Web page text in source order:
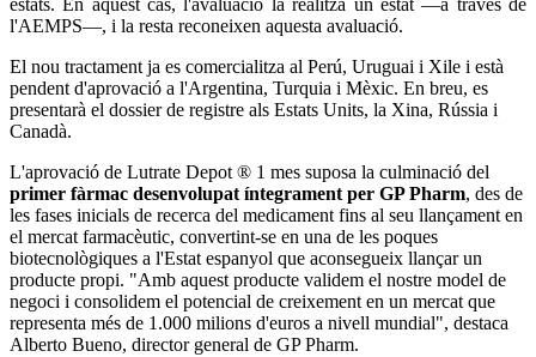
estats. En aquest cas, l'avaluació la realitza un estat —a través de
l'AEMPS—, i la resta reconeixen aquesta avaluació.
El nou tractament ja es comercialitza al Perú, Uruguai i Xile i està
pendent d'aprovació a l'Argentina, Turquia i Mèxic. En breu, es
presentarà el dossier de registre als Estats Units, la Xina, Rússia i
Canadà.
L'aprovació de Lutrate Depot ® 1 mes suposa la culminació del
primer fàrmac desenvolupat íntegrament per GP Pharm, des de
les fases inicials de recerca del medicament fins al seu llançament en
el mercat farmacèutic, convertint-se en una de les poques
biotecnològiques a l'Estat espanyol que aconsegueix llançar un
producte propi. "Amb aquest producte validem el nostre model de
negoci i consolidem el potencial de creixement en un mercat que
representa més de 1.000 milions d'euros a nivell mundial", destaca
Alberto Bueno, director general de GP Pharm.